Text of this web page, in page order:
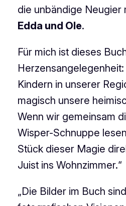
die unbändige Neugier
Edda und Ole.
Für mich ist dieses
Kindern in unserer
magisch unsere
Wenn wir gemeinsam
Wisper-Schnuppe
Stück dieser Magie
Juist ins Wohnzimmer.“
„Die Bilder im Buch